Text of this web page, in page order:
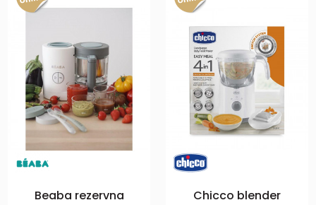
Beaba rezervna
Chicco blender